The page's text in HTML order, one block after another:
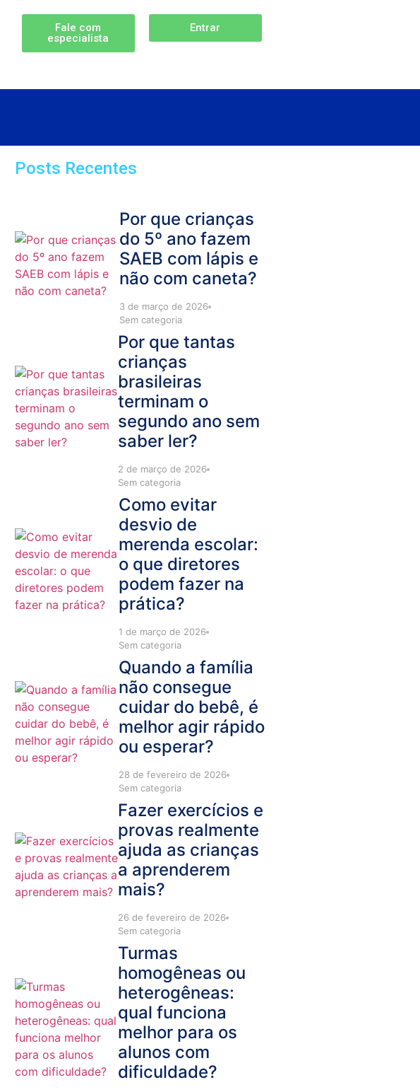
Fale com
especialista
Entrar
Posts Recentes
Por que crianças
do 5º ano fazem
SAEB com lápis e
não com caneta?
3 de março de 2026
Sem categoria
Por que tantas
crianças
brasileiras
terminam o
segundo ano sem
saber ler?
2 de março de 2026
Sem categoria
Como evitar
desvio de
merenda escolar:
o que diretores
podem fazer na
prática?
1 de março de 2026
Sem categoria
Quando a família
não consegue
cuidar do bebê, é
melhor agir rápido
ou esperar?
28 de fevereiro de 2026
Sem categoria
Fazer exercícios e
provas realmente
ajuda as crianças
a aprenderem
mais?
26 de fevereiro de 2026
Sem categoria
Turmas
homogêneas ou
heterogêneas:
qual funciona
melhor para os
alunos com
dificuldade?